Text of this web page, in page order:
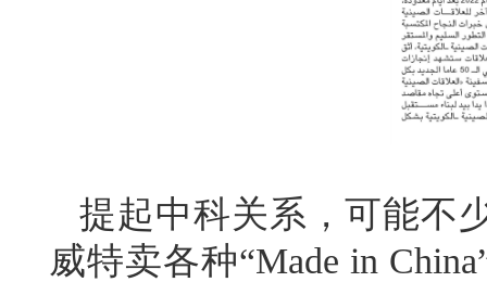
提起中科关系，可能不
威特卖各种“Made in